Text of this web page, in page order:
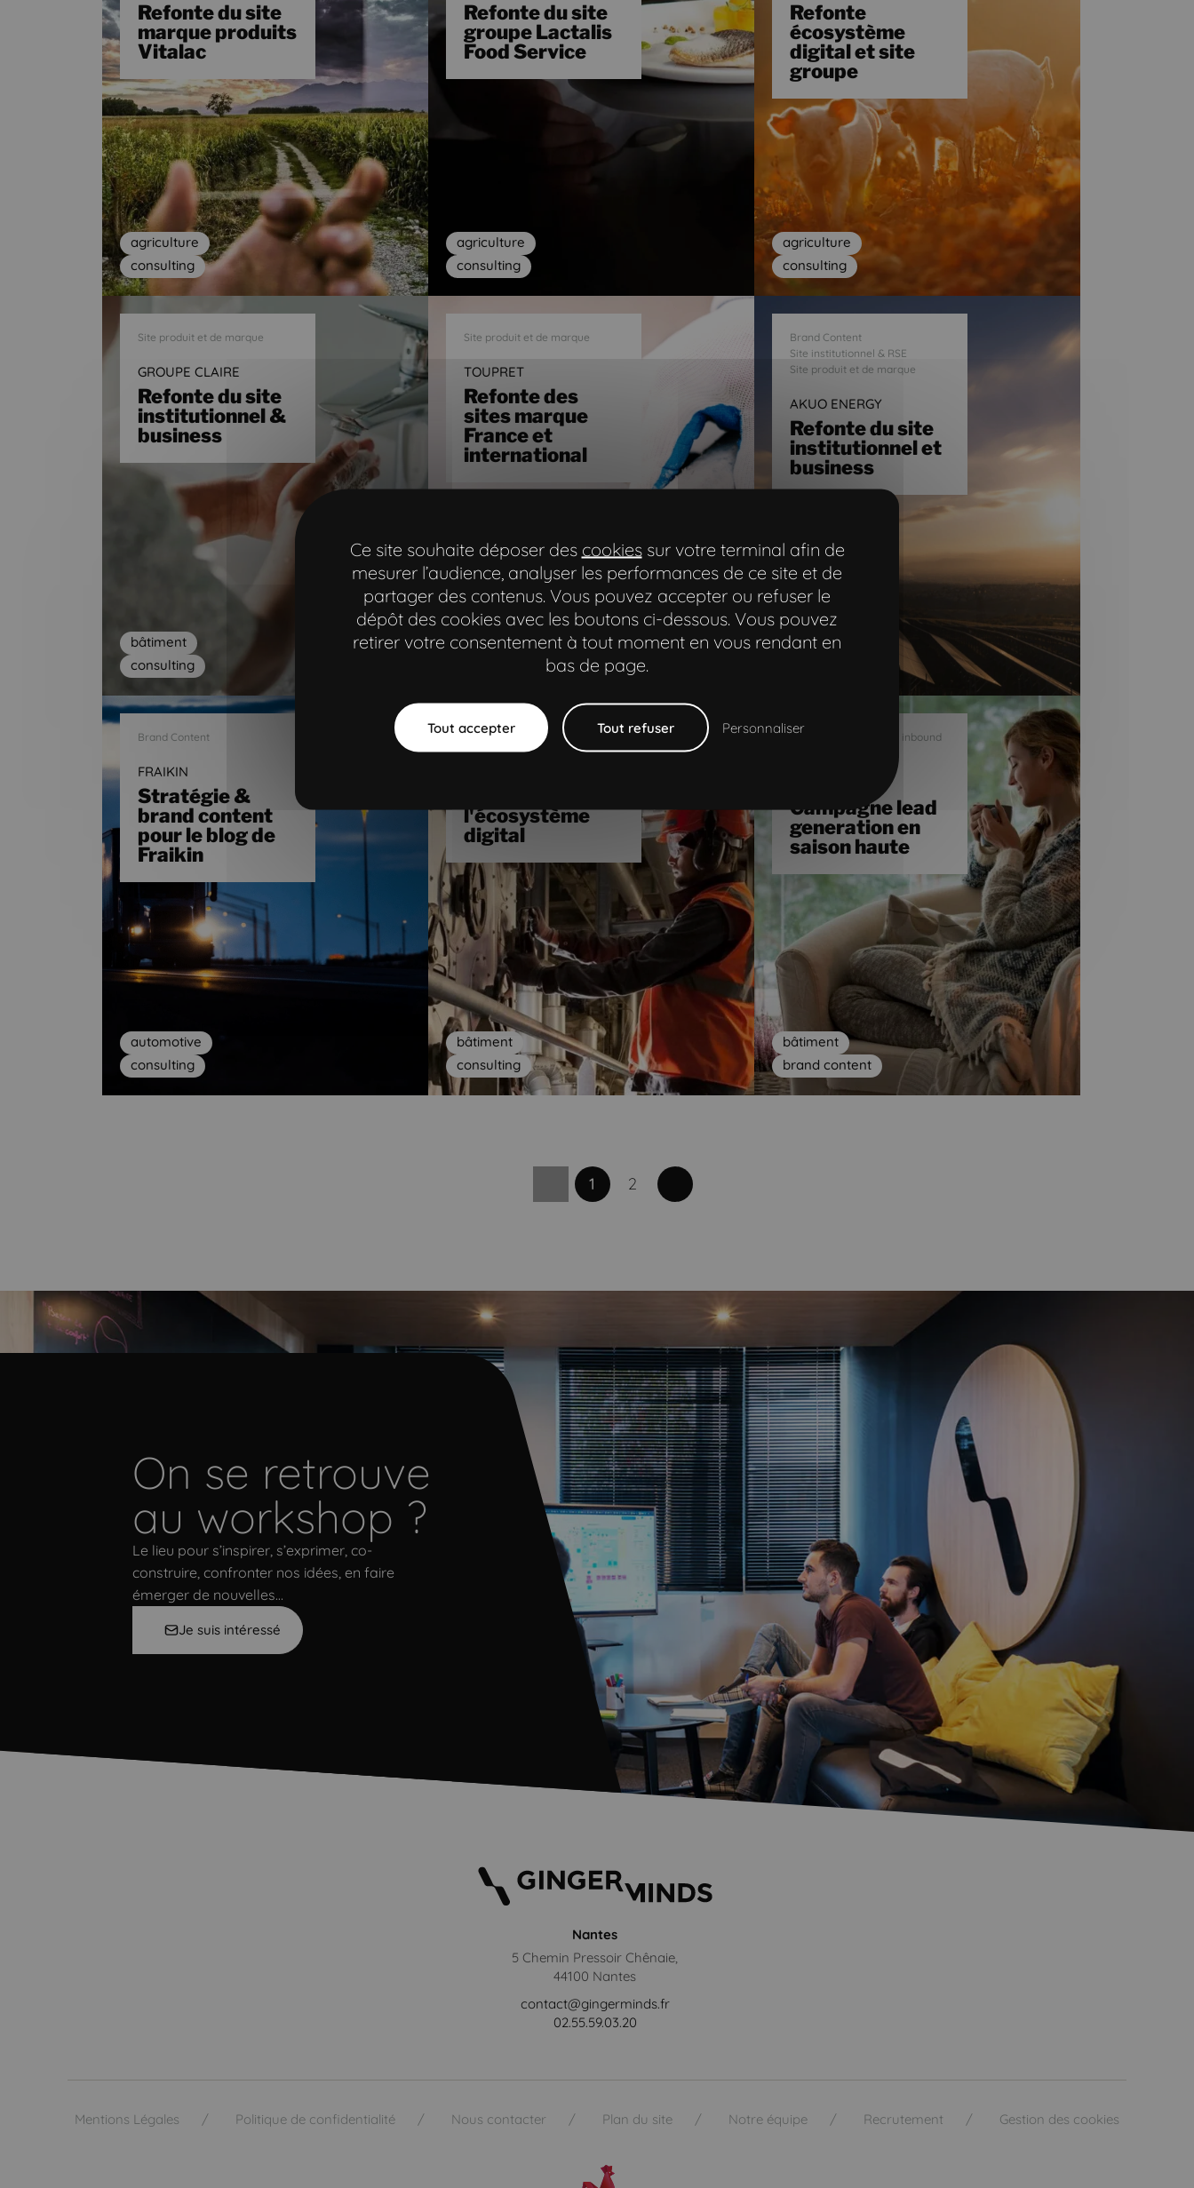
Aller à la navigation principale"
Aller au contenu principal
Aller au pied de page
Refonte du site
marque produits
Vitalac
agriculture
consulting
Refonte du site
groupe Lactalis
Food Service
agriculture
consulting
Refonte
écosystème
digital et site
groupe
agriculture
consulting
Site produit et de marque
GROUPE CLAIRE
Refonte du site
institutionnel &
business
bâtiment
consulting
Site produit et de marque
TOUPRET
Refonte des
sites marque
France et
international
bâtiment
Brand Content
Site institutionnel & RSE
Site produit et de marque
AKUO ENERGY
Refonte du site
institutionnel et
business
agriculture
Brand Content
FRAIKIN
Stratégie &
brand content
pour le blog de
Fraikin
automotive
consulting
Site institutionnel & RSE
l'écosystème
digital
bâtiment
consulting
Génération de leads & inbound
Campagne lead
generation en
saison haute
bâtiment
brand content
Page
1 Page
2 Page précédente
On se retrouve
au workshop ?
Le lieu pour s’inspirer, s’exprimer, co-
construire, confronter nos idées, en faire
émerger de nouvelles…
Je suis intéressé
Nantes
5 Chemin Pressoir Chênaie,
44100 Nantes
contact@gingerminds.fr
02.55.59.03.20
Mentions Légales Politique de confidentialité Nous contacter Plan du site Notre équipe Recrutement Gestion des cookies
Ce site souhaite déposer des cookiessur votre terminal afin de
mesurer l’audience, analyser les performances de ce site et de
partager des contenus. Vous pouvez accepter ou refuser le
dépôt des cookies avec les boutons ci-dessous. Vous pouvez
retirer votre consentement à tout moment en vous rendant en
bas de page.
Tout accepter Tout refuser Personnaliser